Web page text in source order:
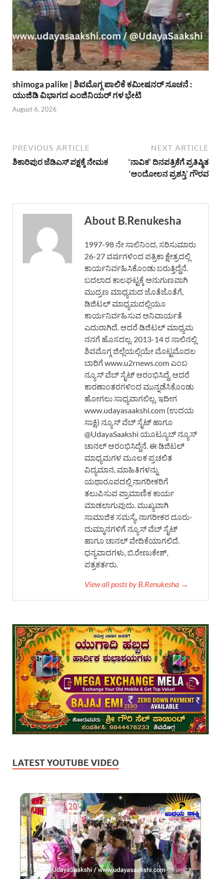
shimoga palike | ಶಿವಮೊಗ್ಗ ಪಾಲಿಕೆ ಕಮೀಷನರ್ ಸೂಚನೆ :
ಯುಜಿಡಿ ವಿಭಾಗದ ಎಂಜಿನಿಯರ್ ಗಳ ಭೇಟಿ
August 6, 2026
PREVIOUS ARTICLE
ಶಿಕಾರಿಪುರ ಜೆಡಿಎಸ್ ಪಕ್ಷಕ್ಕೆ ನೇಮಕ
NEXT ARTICLE
‘ನಾವಿಕ’ ದಿನಪತ್ರಿಕೆಗೆ ಪ್ರತಿಷ್ಠಿತ
‘ಆಂದೋಲನ ಪ್ರಶಸ್ತಿ’ ಗೌರವ
About B.Renukesha
1997-98 ನೇ ಸಾಲಿನಿಂದ, ಸರಿಸುಮಾರು
26-27 ವರ್ಷಗಳಿಂದ ಪತ್ರಿಕಾ ಕ್ಷೇತ್ರದಲ್ಲಿ
ಕಾರ್ಯನಿರ್ವಹಿಸಿಕೊಂಡು ಬರುತ್ತಿದ್ದೆನೆ.
ಬದಲಾದ ಕಾಲಘಟ್ಟಕ್ಕೆ ಅನುಗುಣವಾಗಿ
ಮುದ್ರಣ ಮಾಧ್ಯಮದ ಜೊತೆಜೊತೆಗೆ,
ಡಿಜಿಟಲ್ ಮಾಧ್ಯಮದಲ್ಲಿಯೂ
ಕಾರ್ಯನಿರ್ವಹಿಸುವ ಅನಿವಾರ್ಯತೆ
ಎದುರಾಗಿದೆ. ಆದರೆ ಡಿಜಿಟಲ್ ಮಾಧ್ಯಮ
ನನಗೆ ಹೊಸದಲ್ಲ. 2013-14 ರ ಸಾಲಿನಲ್ಲಿ
ಶಿವಮೊಗ್ಗ ಜಿಲ್ಲೆಯಲ್ಲಿಯೇ ಮೊಟ್ಟಮೊದಲ
ಬಾರಿಗೆ www.u2rnews.com ಎಂಬ
ನ್ಯೂಸ್ ವೆಬ್ ಸೈಟ್ ಆರಂಭಿಸಿದ್ದೆ. ಆದರೆ
ಕಾರಣಾಂತರಗಳಿಂದ ಮುನ್ನಡೆಸಿಕೊಂಡು
ಹೋಗಲು ಸಾಧ್ಯವಾಗಲಿಲ್ಲ. ಇದೀಗ
www.udayasaakshi.com (ಉದಯ
ಸಾಕ್ಷಿ) ನ್ಯೂಸ್ ವೆಬ್ ಸೈಟ್ ಹಾಗೂ
@UdayaSaakshi ಯೂಟ್ಯೂಬ್ ನ್ಯೂಸ್
ಚಾನಲ್ ಆರಂಭಿಸಿದ್ದೆನೆ. ಈ ಡಿಜಿಟಲ್
ಮಾಧ್ಯಮಗಳ ಮೂಲಕ ಪ್ರಚಲಿತ
ವಿದ್ಯಮಾನ, ಮಾಹಿತಿಗಳನ್ನು
ಯಥಾರೂಪದಲ್ಲಿ ನಾಗರೀಕರಿಗೆ
ತಲುಪಿಸುವ ಪ್ರಾಮಾಣಿಕ ಕಾರ್ಯ
ಮಾಡಲಾಗುವುದು. ಮುಖ್ಯವಾಗಿ
ಸಾಮಾಜಿಕ ಸಮಸ್ಯೆ, ನಾಗರೀಕರ ದೂರು-
ದುಮ್ಮಾನಗಳಿಗೆ ನ್ಯೂಸ್ ವೆಬ್ ಸೈಟ್
ಹಾಗೂ ಚಾನಲ್ ವೇದಿಕೆಯಾಗಲಿದೆ.
ಧನ್ಯವಾದಗಳು, ಬಿ.ರೇಣುಕೇಶ್,
ಪತ್ರಕರ್ತರು.
View all posts by B.Renukesha →
LATEST YOUTUBE VIDEO